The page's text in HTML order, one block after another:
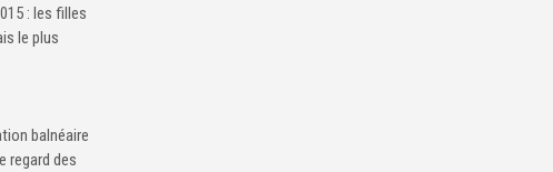
: les filles
le plus
balnéaire
regard des